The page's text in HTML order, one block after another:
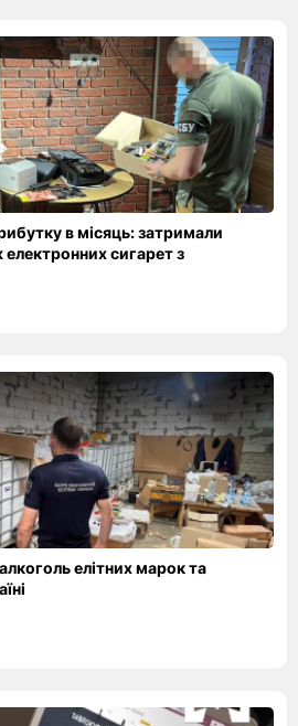
в місяць: затримали
сигарет з
елітних марок та